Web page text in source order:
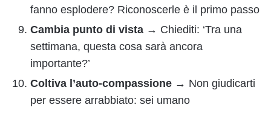
fanno esplodere? Riconoscerle è il primo passo
Cambia punto di vista → Chiediti: ‘Tra una
settimana, questa cosa sarà ancora
importante?’
Coltiva l’auto-compassione → Non giudicarti
per essere arrabbiato: sei umano